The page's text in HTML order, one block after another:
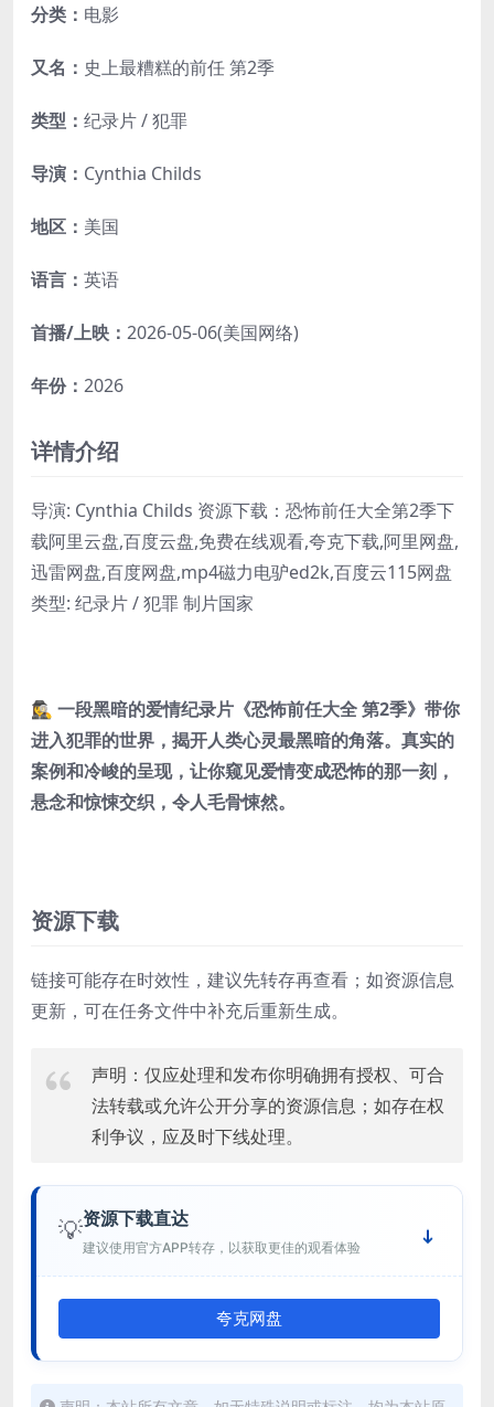
分类： 电影
又名： 史上最糟糕的前任 第2季
类型： 纪录片 / 犯罪
导演： Cynthia Childs
地区： 美国
语言： 英语
首播/上映： 2026-05-06(美国网络)
年份： 2026
详情介绍
导演: Cynthia Childs 资源下载：恐怖前任大全第2季下
载阿里云盘,百度云盘,免费在线观看,夸克下载,阿里网盘,
迅雷网盘,百度网盘,mp4磁力电驴ed2k,百度云115网盘
类型: 纪录片 / 犯罪 制片国家
🕵️‍♀️ 一段黑暗的爱情纪录片《恐怖前任大全 第2季》带你
进入犯罪的世界，揭开人类心灵最黑暗的角落。真实的
案例和冷峻的呈现，让你窥见爱情变成恐怖的那一刻，
悬念和惊悚交织，令人毛骨悚然。
资源下载
链接可能存在时效性，建议先转存再查看；如资源信息
更新，可在任务文件中补充后重新生成。
声明：仅应处理和发布你明确拥有授权、可合
法转载或允许公开分享的资源信息；如存在权
利争议，应及时下线处理。
💡资源下载直达
建议使用官方APP转存，以获取更佳的观看体验
夸克网盘